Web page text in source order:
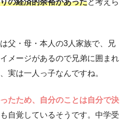
の経済的余裕があったと考えら
父・母・本人の3人家族で、兄
メージがあるので兄弟に囲まれ
実は一人っ子なんですね。
たため、自分のことは自分で決
自覚しているそうです。中学受